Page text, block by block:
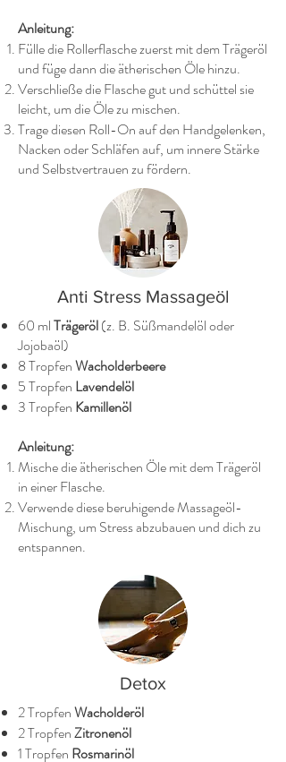
Anleitung:
Fülle die Rollerflasche zuerst mit dem Trägeröl
und füge dann die ätherischen Öle hinzu.
Verschließe die Flasche gut und schüttel sie
leicht, um die Öle zu mischen.
Trage diesen Roll-On auf den Handgelenken,
Nacken oder Schläfen auf, um innere Stärke
und Selbstvertrauen zu fördern.
Anti Stress Massageöl
60 mlTrägeröl(z. B. Süßmandelöl oder
Jojobaöl)
8 TropfenWacholderbeere
5 Tropfen Lavendelöl
3 Tropfen Kamillenöl
Anleitung:
Mische die ätherischen Öle mit dem Trägeröl
in einer Flasche.
Verwende diese beruhigende Massageöl-
Mischung, um Stress abzubauen und dich zu
entspannen.
Detox
2 TropfenWacholderöl
2 TropfenZitronenöl
1 Tropfen Rosmarinöl